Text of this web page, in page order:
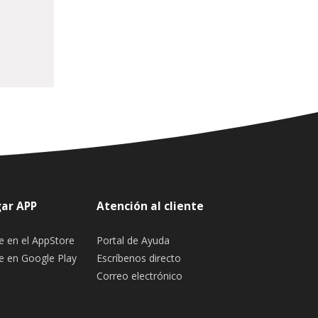
APP
en el AppStore
en Google Play
Atención al cliente
Portal de Ayuda
Escríbenos directo
Correo electrónico